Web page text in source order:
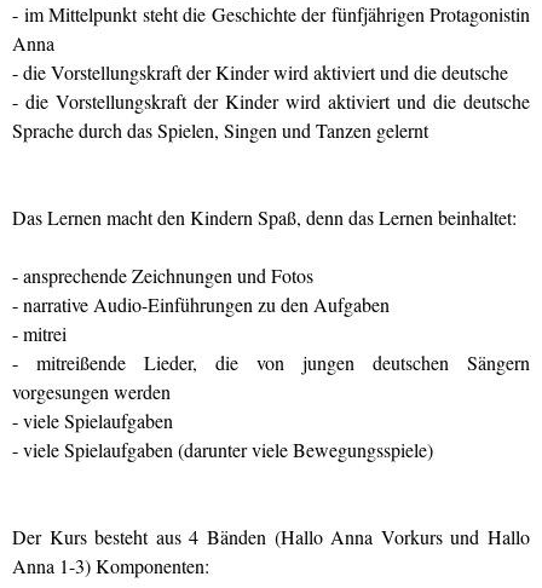
- im Mittelpunkt steht die Geschichte der fünfjährigen Protagonistin
Anna
- die Vorstellungskraft der Kinder wird aktiviert und die deutsche
- die Vorstellungskraft der Kinder wird aktiviert und die deutsche
Sprache durch das Spielen, Singen und Tanzen gelernt
Das Lernen macht den Kindern Spaß, denn das Lernen beinhaltet:
- ansprechende Zeichnungen und Fotos
- narrative Audio-Einführungen zu den Aufgaben
- mitrei
- mitreißende Lieder, die von jungen deutschen Sängern
vorgesungen werden
- viele Spielaufgaben
- viele Spielaufgaben (darunter viele Bewegungsspiele)
Der Kurs besteht aus 4 Bänden (Hallo Anna Vorkurs und Hallo
Anna 1-3) Komponenten: